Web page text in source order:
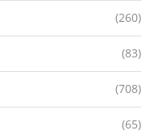
(260)
(83)
(708)
(65)